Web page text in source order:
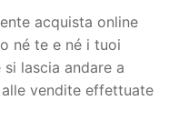
acquista online
né te e né i tuoi
lascia andare a
vendite effettuate